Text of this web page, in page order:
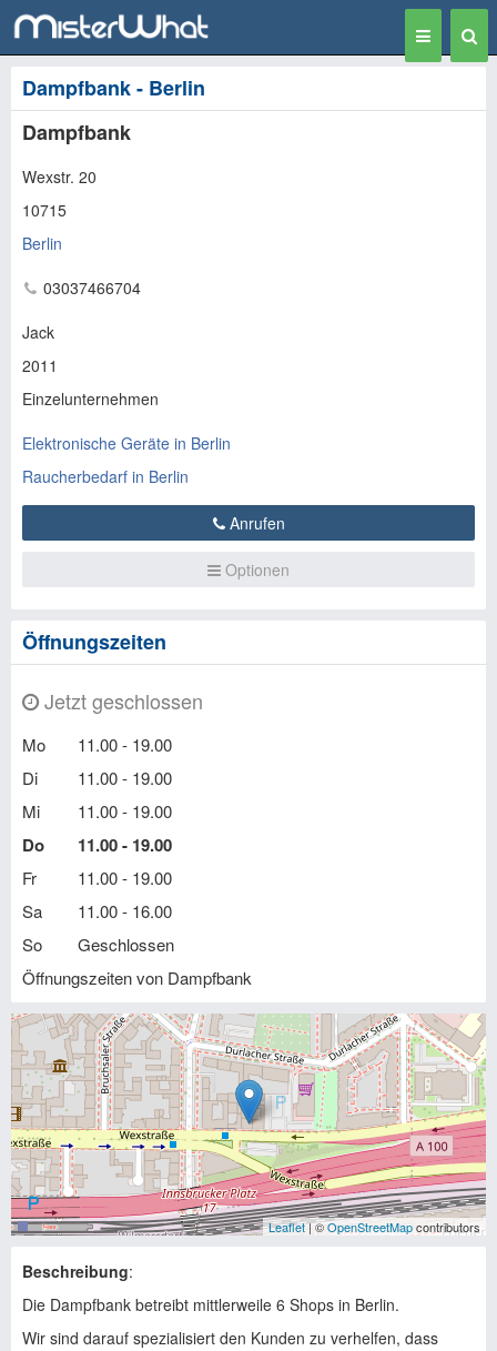
Toggle
navigation
Dampfbank - Berlin
Dampfbank
Wexstr. 20
10715
Berlin
03037466704
Jack
2011
Einzelunternehmen
Elektronische Geräte in Berlin
Raucherbedarf in Berlin
Anrufen
Optionen
Öffnungszeiten
Jetzt geschlossen
Mo
11.00 - 19.00
Di
11.00 - 19.00
Mi
11.00 - 19.00
Do 11.00 - 19.00
Fr
11.00 - 19.00
Sa
11.00 - 16.00
So
Geschlossen
Öffnungszeiten von Dampfbank
Leaflet| ©OpenStreetMapcontributors
Beschreibung:
Die Dampfbank betreibt mittlerweile 6 Shops in Berlin.
Wir sind darauf spezialisiert den Kunden zu verhelfen, dass